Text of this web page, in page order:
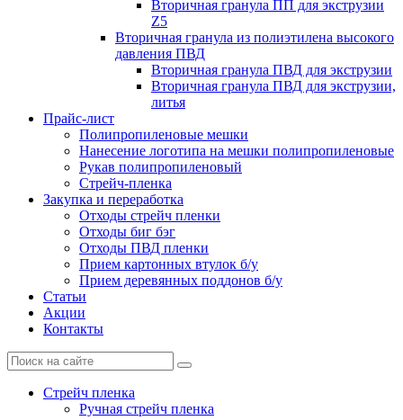
Вторичная гранула ПП для экструзии
Z5
Вторичная гранула из полиэтилена высокого
давления ПВД
Вторичная гранула ПВД для экструзии
Вторичная гранула ПВД для экструзии,
литья
Прайс-лист
Полипропиленовые мешки
Нанесение логотипа на мешки полипропиленовые
Рукав полипропиленовый
Стрейч-пленка
Закупка и переработка
Отходы стрейч пленки
Отходы биг бэг
Отходы ПВД пленки
Прием картонных втулок б/у
Прием деревянных поддонов б/у
Статьи
Акции
Контакты
Стрейч пленка
Ручная стрейч пленка